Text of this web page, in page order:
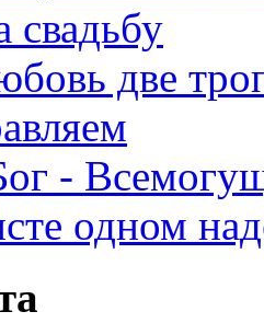
свадьбу
две
-
одном